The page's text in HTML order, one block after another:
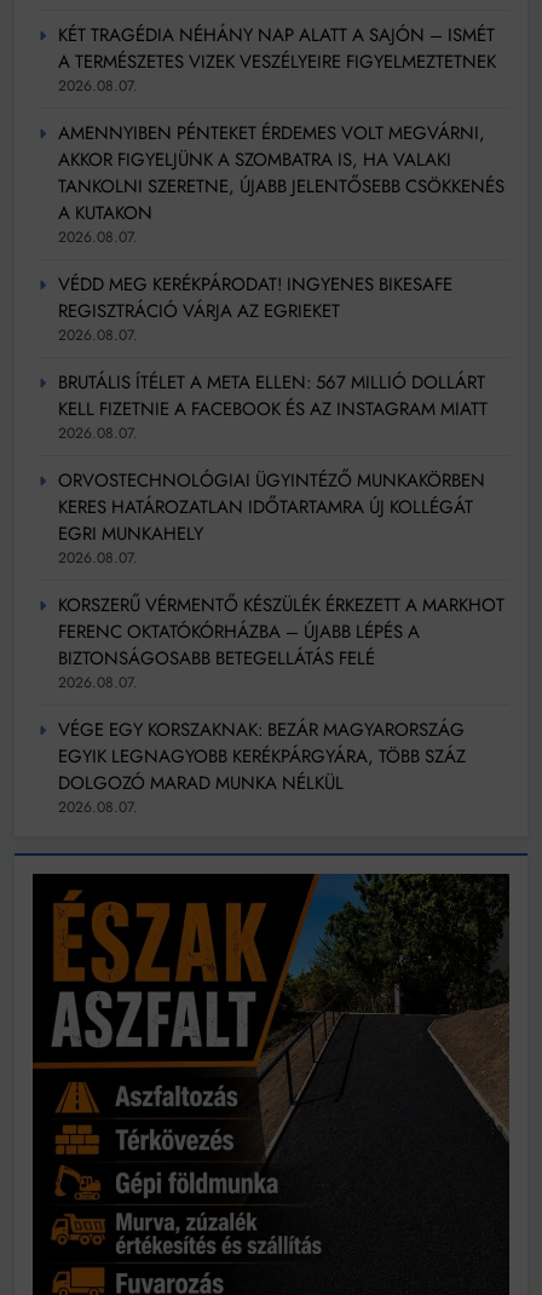
KÉT TRAGÉDIA NÉHÁNY NAP ALATT A SAJÓN – ISMÉT
A TERMÉSZETES VIZEK VESZÉLYEIRE FIGYELMEZTETNEK
2026.08.07.
AMENNYIBEN PÉNTEKET ÉRDEMES VOLT MEGVÁRNI,
AKKOR FIGYELJÜNK A SZOMBATRA IS, HA VALAKI
TANKOLNI SZERETNE, ÚJABB JELENTŐSEBB CSÖKKENÉS
A KUTAKON
2026.08.07.
VÉDD MEG KERÉKPÁRODAT! INGYENES BIKESAFE
REGISZTRÁCIÓ VÁRJA AZ EGRIEKET
2026.08.07.
BRUTÁLIS ÍTÉLET A META ELLEN: 567 MILLIÓ DOLLÁRT
KELL FIZETNIE A FACEBOOK ÉS AZ INSTAGRAM MIATT
2026.08.07.
ORVOSTECHNOLÓGIAI ÜGYINTÉZŐ MUNKAKÖRBEN
KERES HATÁROZATLAN IDŐTARTAMRA ÚJ KOLLÉGÁT
EGRI MUNKAHELY
2026.08.07.
KORSZERŰ VÉRMENTŐ KÉSZÜLÉK ÉRKEZETT A MARKHOT
FERENC OKTATÓKÓRHÁZBA – ÚJABB LÉPÉS A
BIZTONSÁGOSABB BETEGELLÁTÁS FELÉ
2026.08.07.
VÉGE EGY KORSZAKNAK: BEZÁR MAGYARORSZÁG
EGYIK LEGNAGYOBB KERÉKPÁRGYÁRA, TÖBB SZÁZ
DOLGOZÓ MARAD MUNKA NÉLKÜL
2026.08.07.